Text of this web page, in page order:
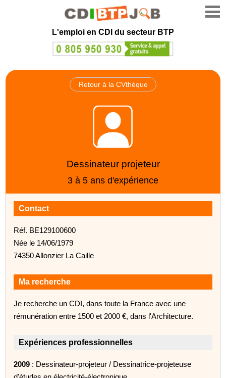
L'emploi en CDI du secteur BTP
Retour à la CVthèque
Dessinateur projeteur
3 à 5 ans d'expérience
Contact
Réf. BE129100600
Née le 14/06/1979
74350 Allonzier La Caille
Ma recherche
Je recherche un CDI, dans toute la France avec une
rémunération entre 1500 et 2000 €, dans l'Architecture.
Expériences professionnelles
2009 : Dessinateur-projeteur / Dessinatrice-projeteuse